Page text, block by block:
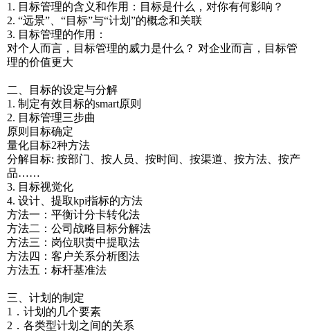
1. 目标管理的含义和作用：目标是什么，对你有何影响？
2. “远景”、“目标”与“计划”的概念和关联
3. 目标管理的作用：
对个人而言，目标管理的威力是什么？ 对企业而言，目标管
理的价值更大
二、目标的设定与分解
1. 制定有效目标的smart原则
2. 目标管理三步曲
原则目标确定
量化目标2种方法
分解目标: 按部门、按人员、按时间、按渠道、按方法、按产
品……
3. 目标视觉化
4. 设计、提取kpi指标的方法
方法一：平衡计分卡转化法
方法二：公司战略目标分解法
方法三：岗位职责中提取法
方法四：客户关系分析图法
方法五：标杆基准法
三、计划的制定
1．计划的几个要素
2．各类型计划之间的关系